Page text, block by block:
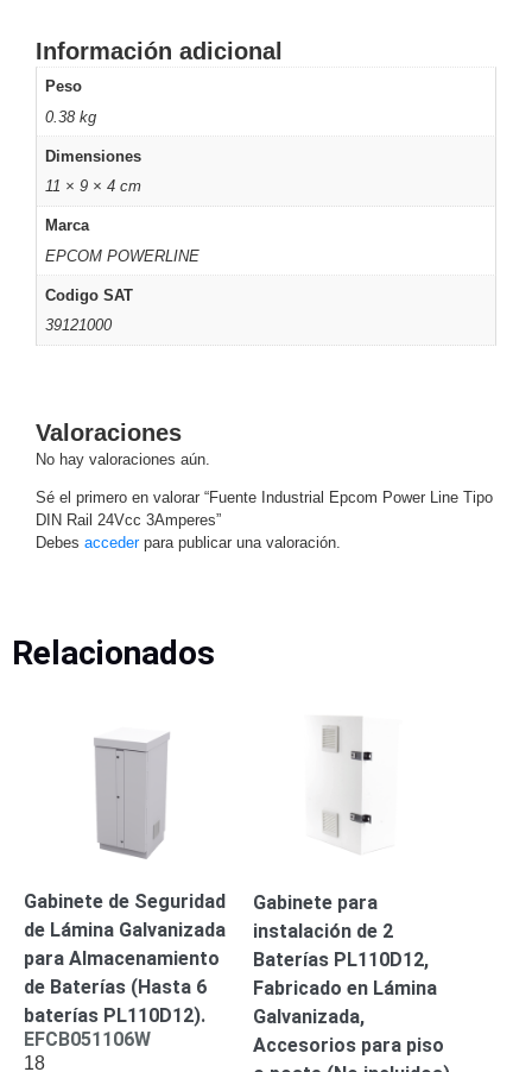
PinholePTZVideograbadoras
Analógicas
TVI / AHD
/ CVI
Drones,
Robots e
Industrial
Cámaras
Industriales
de
AlimentaciónFuentes
Alimentación
con
EnergíaPoE
- No Break
Kits-
IP
de 4
CanalesTurboHD
de 8
Canales
Monitores
Pantallas
Información adicional
Peso
0.38 kg
Dimensiones
11 × 9 × 4 cm
Marca
EPCOM POWERLINE
Codigo SAT
39121000
Valoraciones
No hay valoraciones aún.
Sé el primero en valorar “Fuente Industrial Epcom Power Line Tipo
DIN Rail 24Vcc 3Amperes”
Debes accederpara publicar una valoración.
Relacionados
Gabinete de Seguridad
de Lámina Galvanizada
para Almacenamiento
de Baterías (Hasta 6
baterías PL110D12).
EFCB051106W
18
Gabinete para
instalación de 2
Baterías PL110D12,
Fabricado en Lámina
Galvanizada,
Accesorios para piso